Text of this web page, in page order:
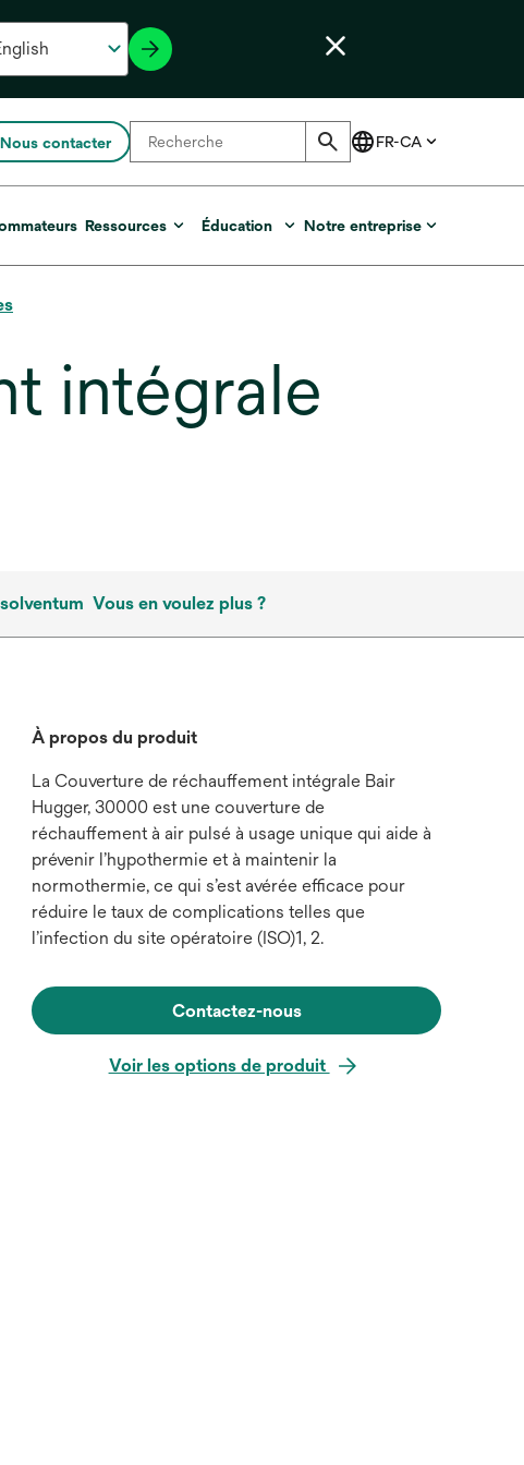
Nous contacter
Ressources Éducation Notre entreprise
intégrale
Vous en voulez plus ?
À propos du produit
La Couverture de réchauffement intégrale Bair
Hugger, 30000 est une couverture de
réchauffement à air pulsé à usage unique qui aide à
prévenir l’hypothermie et à maintenir la
normothermie, ce qui s’est avérée efficace pour
réduire le taux de complications telles que
l’infection du site opératoire (ISO)1, 2.
Contactez-nous
Voir les options de produit